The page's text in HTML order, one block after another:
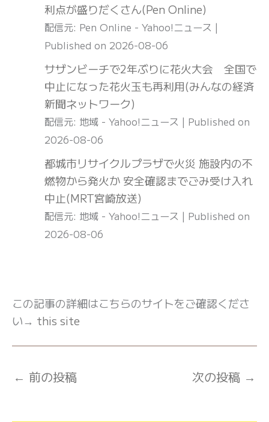
利点が盛りだくさん(Pen Online)
配信元: Pen Online - Yahoo!ニュース
Published on 2026-08-06
サザンビーチで2年ぶりに花火大会 全国で
中止になった花火玉も再利用(みんなの経済
新聞ネットワーク)
配信元: 地域 - Yahoo!ニュース
Published on
2026-08-06
都城市リサイクルプラザで火災 施設内の不
燃物から発火か 安全確認までごみ受け入れ
中止(MRT宮崎放送)
配信元: 地域 - Yahoo!ニュース
Published on
2026-08-06
この記事の詳細はこちらのサイトをご確認くださ
い→ this site
← 前の投稿 次の投稿 →